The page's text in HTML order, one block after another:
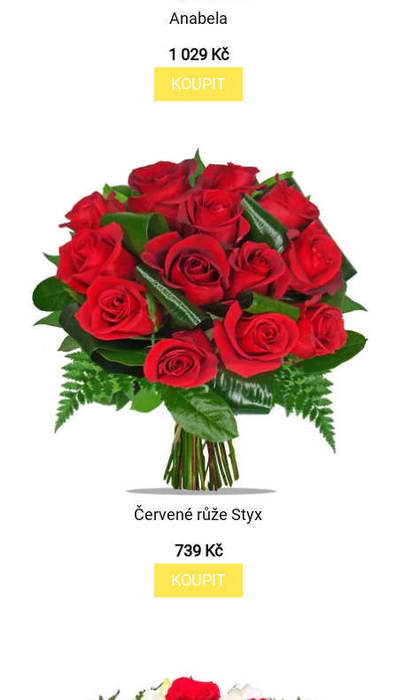
Anabela
1 029 Kč
KOUPIT
Červené růže Styx
739 Kč
KOUPIT